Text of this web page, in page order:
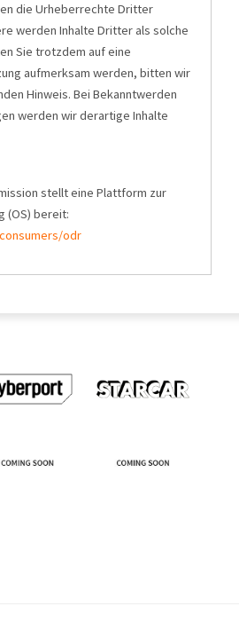
die Urheberrechte Dritter
werden Inhalte Dritter als solche
Sie trotzdem auf eine
aufmerksam werden, bitten wir
Hinweis. Bei Bekanntwerden
werden wir derartige Inhalte
stellt eine Plattform zur
(OS) bereit:
odr